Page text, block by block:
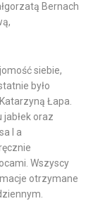
Bernach
siebie,
było
Łapa.
oraz
I a
Wszyscy
otrzymane